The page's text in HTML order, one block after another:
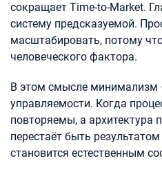
сокращает Time-to-Market.
систему предсказуемой.
масштабировать, потому
человеческого фактора.
В этом смысле минимализм
управляемости. Когда
повторяемы, а архитектура
перестаёт быть
становится естественным